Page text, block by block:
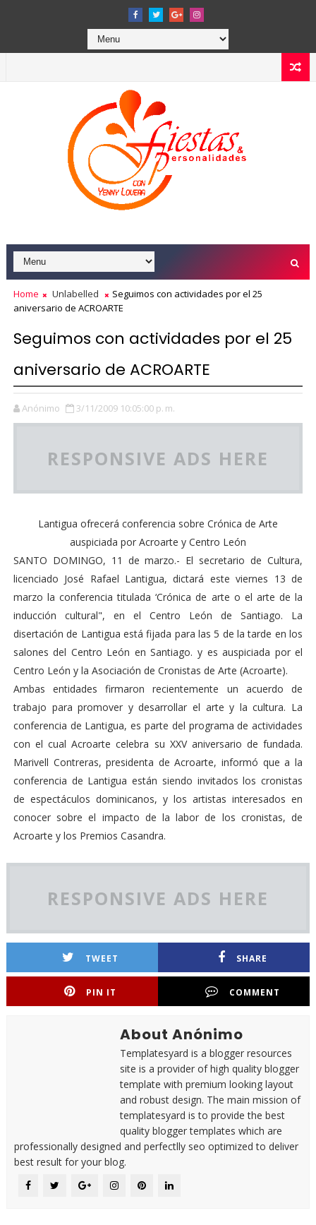
Home Unlabelled
Seguimos con actividades por el 25
aniversario de ACROARTE
Seguimos con actividades por el 25
aniversario de ACROARTE
Anónimo 3/11/2009 10:05:00 p. m.
RESPONSIVE ADS HERE
Lantigua ofrecerá conferencia sobre Crónica de Arte
auspiciada por Acroarte y Centro León
SANTO DOMINGO, 11 de marzo.- El secretario de Cultura,
licenciado José Rafael Lantigua, dictará este viernes 13 de
marzo la conferencia titulada ‘Crónica de arte o el arte de la
inducción cultural", en el Centro León de Santiago. La
disertación de Lantigua está fijada para las 5 de la tarde en los
salones del Centro León en Santiago. y es auspiciada por el
Centro León y la Asociación de Cronistas de Arte (Acroarte).
Ambas entidades firmaron recientemente un acuerdo de
trabajo para promover y desarrollar el arte y la cultura. La
conferencia de Lantigua, es parte del programa de actividades
con el cual Acroarte celebra su XXV aniversario de fundada.
Marivell Contreras, presidenta de Acroarte, informó que a la
conferencia de Lantigua están siendo invitados los cronistas
de espectáculos dominicanos, y los artistas interesados en
conocer sobre el impacto de la labor de los cronistas, de
Acroarte y los Premios Casandra.
RESPONSIVE ADS HERE
TWEET SHARE
PIN IT COMMENT
About Anónimo
Templatesyard is a blogger resources
site is a provider of high quality blogger
template with premium looking layout
and robust design. The main mission of
templatesyard is to provide the best
quality blogger templates which are
professionally designed and perfectlly seo optimized to deliver
best result for your blog.